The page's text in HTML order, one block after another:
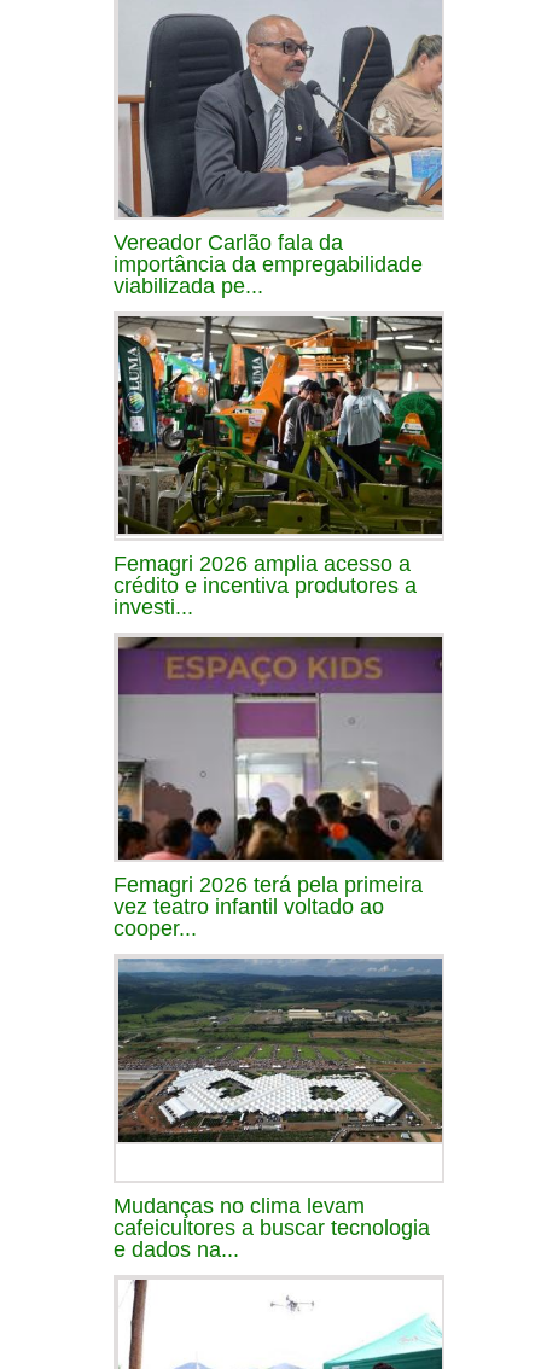
Vereador Carlão fala da
importância da empregabilidade
viabilizada pe...
Femagri 2026 amplia acesso a
crédito e incentiva produtores a
investi...
Femagri 2026 terá pela primeira
vez teatro infantil voltado ao
cooper...
Mudanças no clima levam
cafeicultores a buscar tecnologia
e dados na...